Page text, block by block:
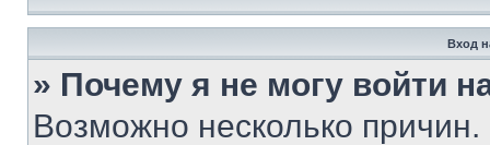
Вход
» Почему я не могу войти
Возможно несколько